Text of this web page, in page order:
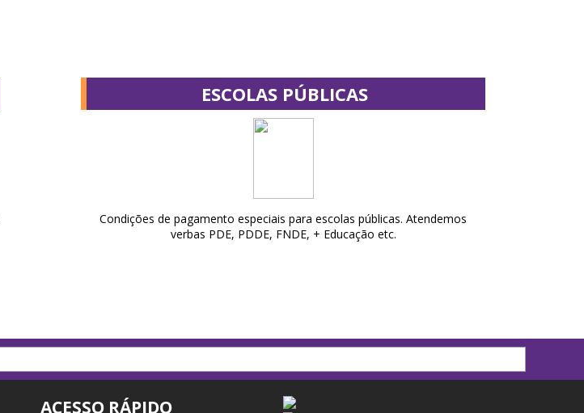
ESCOLAS PÚBLICAS
Condições de pagamento especiais para escolas públicas. Atendemos
verbas PDE, PDDE, FNDE, + Educação etc.
ACESSO RÁPIDO